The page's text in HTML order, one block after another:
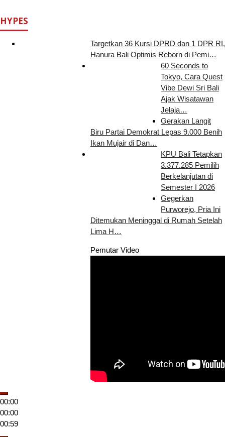
HYPES
Targetkan 36 Kursi DPRD dan 1 DPR RI,
Hanura Bali Optimis Reborn di Pemi…
60 Seconds to
Tokyo, Cara Quest
Vibe Dewi Sri Bali
Ajak Wisatawan
Jelaja…
Gerakan Langit
Biru Partai Demokrat Lepas 9.000 Benih
Ikan Mujair di Dan…
KPU Bali Tetapkan
3.377.285 Pemilih
Berkelanjutan di
Semester I 2026
Gegerkan
Purworejo, Pria Ini
Ditemukan Meninggal di Rumah Setelah
Lima H…
Pemutar Video
00:00
00:00
00:59